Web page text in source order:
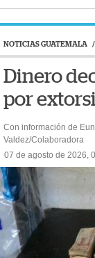
NOTICIAS GUATEMALA /
Dinero
por
Con información de
Valdez/Colaboradora
07 de agosto de 2026,